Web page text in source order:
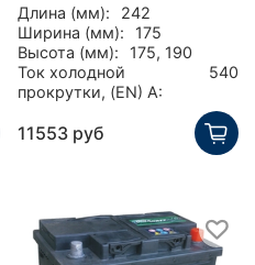
Длина (мм):
242
Ширина (мм):
175
Высота (мм):
175, 190
Ток холодной
прокрутки, (EN) А:
540
11553 руб